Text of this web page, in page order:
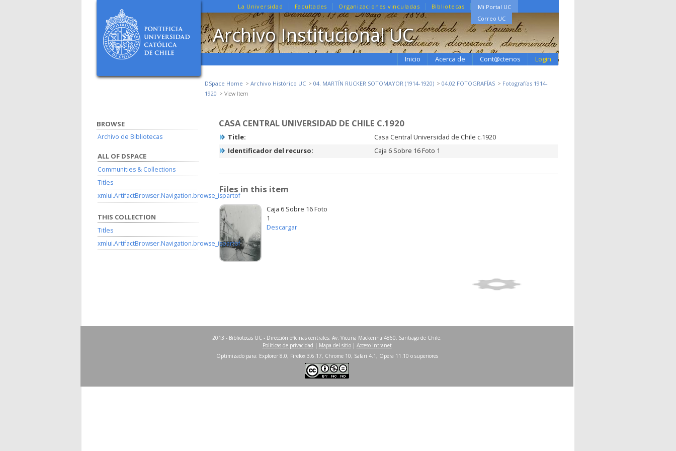
Mi Portal UC
Correo UC
La Universidad Facultades Organizaciones vinculadas Bibliotecas
Archivo Institucional UC
Login
Inicio Acerca de Cont@ctenos
DSpace Home Archivo Histórico UC 04. MARTÍN RUCKER SOTOMAYOR (1914-1920) 04.02 FOTOGRAFÍAS
Fotografías 1914-
1920
View Item
CASA CENTRAL UNIVERSIDAD DE CHILE C.1920
Title:
Casa Central Universidad de Chile c.1920
Identificador del recurso:
Caja 6 Sobre 16 Foto 1
Files in this item
Caja 6 Sobre 16 Foto
1
Descargar
Show full item record
BROWSE
Archivo de Bibliotecas
ALL OF DSPACE
Communities & Collections
Titles
xmlui.ArtifactBrowser.Navigation.browse_ispartof
THIS COLLECTION
Titles
xmlui.ArtifactBrowser.Navigation.browse_ispartof
2013 - Bibliotecas UC - Dirección oficinas centrales: Av. Vicuña Mackenna 4860. Santiago de Chile.
Políticas de privacidad | Mapa del sitio| Acceso Intranet
Optimizado para: Explorer 8.0, Firefox 3.6.17, Chrome 10, Safari 4.1, Opera 11.10 o superiores